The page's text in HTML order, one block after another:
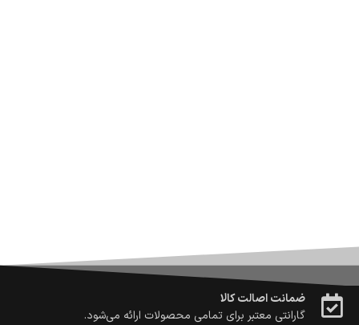
امکان پرداخت اقساطی
خرید اقساطی با شرایط آسان و بدون ضامن امکان‌پذیر
است.
ضمانت اصالت کالا
گارانتی معتبر برای تمامی محصولات ارائه می‌شود.